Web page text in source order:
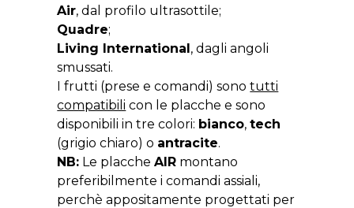
Air, dal profilo ultrasottile;
Quadre;
Living International, dagli angoli
smussati.
I frutti (prese e comandi) sonotutti
compatibili con le placche e sono
disponibili in tre colori: bianco,tech
(grigio chiaro) o antracite.
NB: Le placcheAIR montano
preferibilmente i comandi assiali,
perchè appositamente progettati per